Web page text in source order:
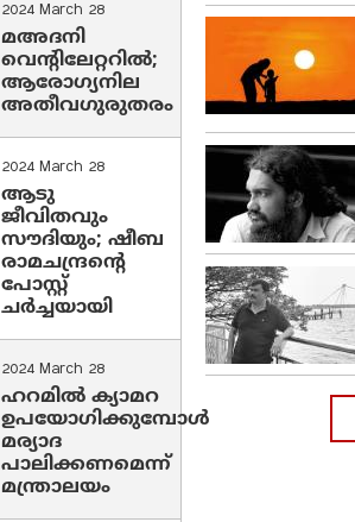
2024 March 28
മഅദനി
വെന്റിലേറ്ററിൽ;
ആരോഗ്യനില
അതീവഗുരുതരം
2024 March 28
ആടു
ജീവിതവും
സൗദിയും; ഷീബ
രാമചന്ദ്രന്റെ
പോസ്റ്റ്
ചര്‍ച്ചയായി
2024 March 28
ഹറമില്‍ ക്യാമറ
ഉപയോഗിക്കുമ്പോള്‍
മര്യാദ
പാലിക്കണമെന്ന്
മന്ത്രാലയം